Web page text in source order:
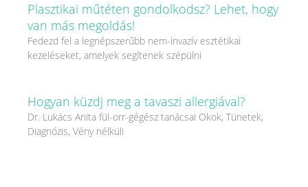
Plasztikai műtéten gondolkodsz? Lehet, hogy
van más megoldás!
Fedezd fel a legnépszerűbb nem-invazív esztétikai
kezeléseket, amelyek segítenek szépülni
Hogyan küzdj meg a tavaszi allergiával?
Dr. Lukács Anita fül-orr-gégész tanácsai Okok, Tünetek,
Diagnózis, Vény nélküli